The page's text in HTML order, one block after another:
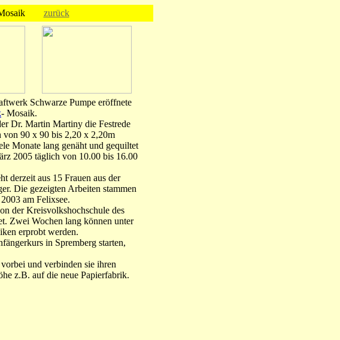
zurück
Schwarze Pumpe eröffnete
- Mosaik.
Dr. Martin Martiny die Festrede
von 90 x 90 bis 2,20 x 2,20m
Monate lang genäht und gequiltet
2005 täglich von 10.00 bis 16.00
derzeit aus 15 Frauen aus der
Die gezeigten Arbeiten stammen
am Felixsee.
der Kreisvolkshochschule des
Zwei Wochen lang können unter
erprobt werden.
in Spremberg starten,
und verbinden sie ihren
z.B. auf die neue Papierfabrik.